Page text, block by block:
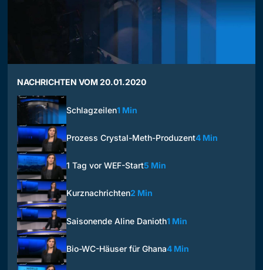
NACHRICHTEN VOM 20.01.2020
Schlagzeilen1 Min
Prozess Crystal-Meth-Produzent4 Min
1 Tag vor WEF-Start5 Min
Kurznachrichten2 Min
Saisonende Aline Danioth1 Min
Bio-WC-Häuser für Ghana4 Min